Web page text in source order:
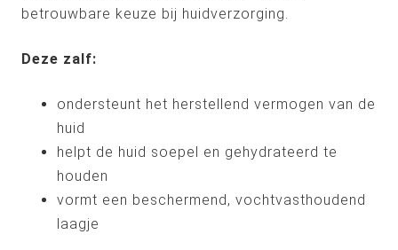
betrouwbare keuze bij huidverzorging.
Deze zalf:
ondersteunt het herstellend vermogen van de
huid
helpt de huid soepel en gehydrateerd te
houden
vormt een beschermend, vochtvasthoudend
laagje